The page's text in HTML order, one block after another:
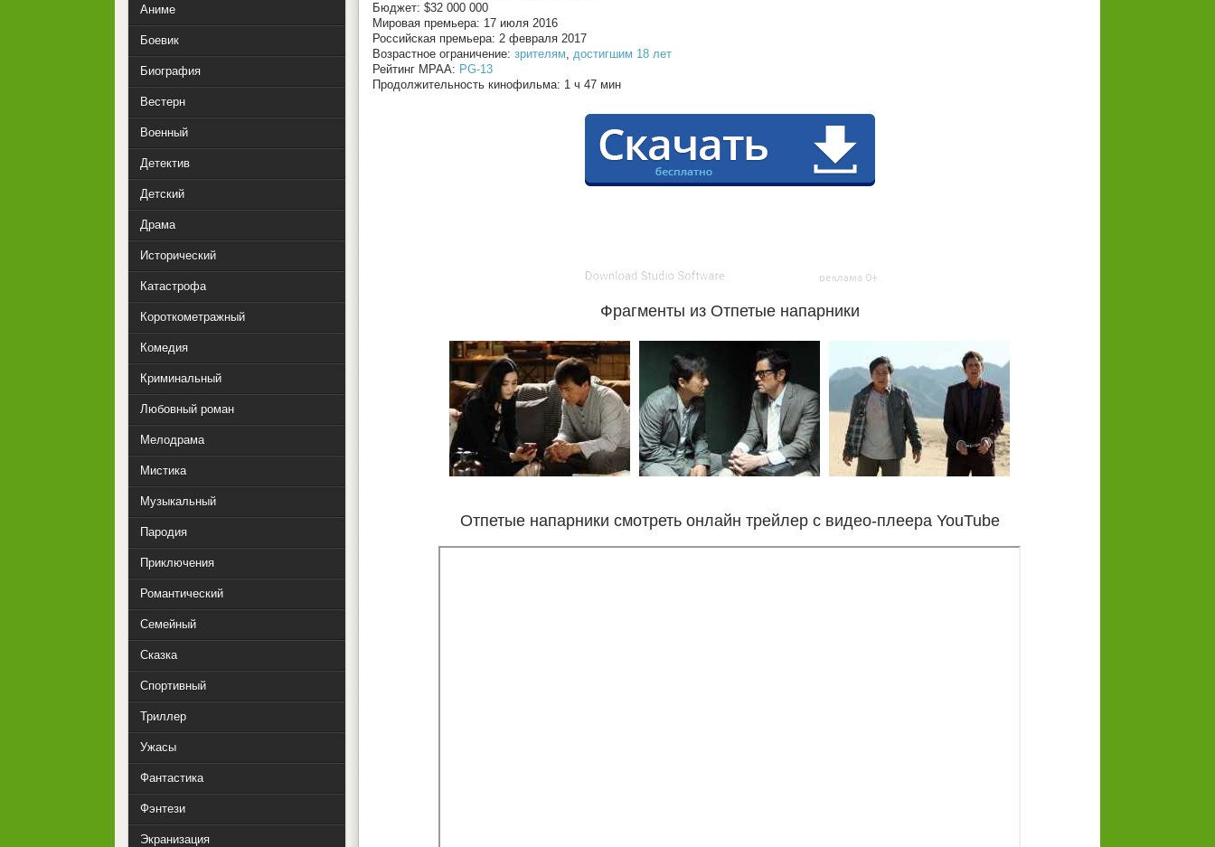
Бюджет: $32 000 000
Мировая премьера: 17 июля 2016
Российская премьера: 2 февраля 2017
Возрастное ограничение: зрителям, достигшим 18 лет
Рейтинг MPAA: PG-13
Продолжительность кинофильма: 1 ч 47 мин
Фрагменты из Отпетые напарники
Отпетые напарники смотреть онлайн трейлер с видео-плеера YouTube
Аниме
Боевик
Биография
Вестерн
Военный
Детектив
Детский
Драма
Исторический
Катастрофа
Короткометражный
Комедия
Криминальный
Любовный роман
Мелодрама
Мистика
Музыкальный
Пародия
Приключения
Романтический
Семейный
Сказка
Спортивный
Триллер
Ужасы
Фантастика
Фэнтези
Экранизация